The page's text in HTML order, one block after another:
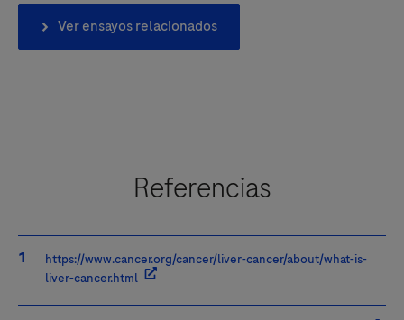
Ver ensayos relacionados
Referencias
https://www.cancer.org/cancer/liver-cancer/about/what-is-
liver-cancer.html